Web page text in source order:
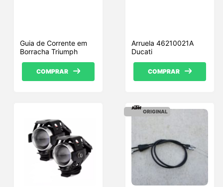
Guia de Corrente em
Borracha Triumph
COMPRAR
Arruela 46210021A
Ducati
COMPRAR
ORIGINAL